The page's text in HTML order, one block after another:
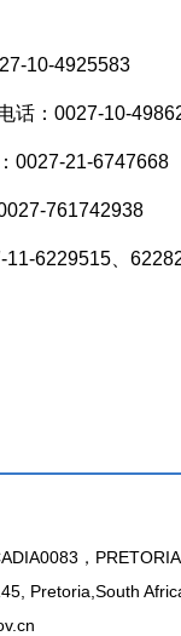
10-4925583
话：0027-10-
0027-21-6747668
761742938
11-6229515、
，
Pretoria,South